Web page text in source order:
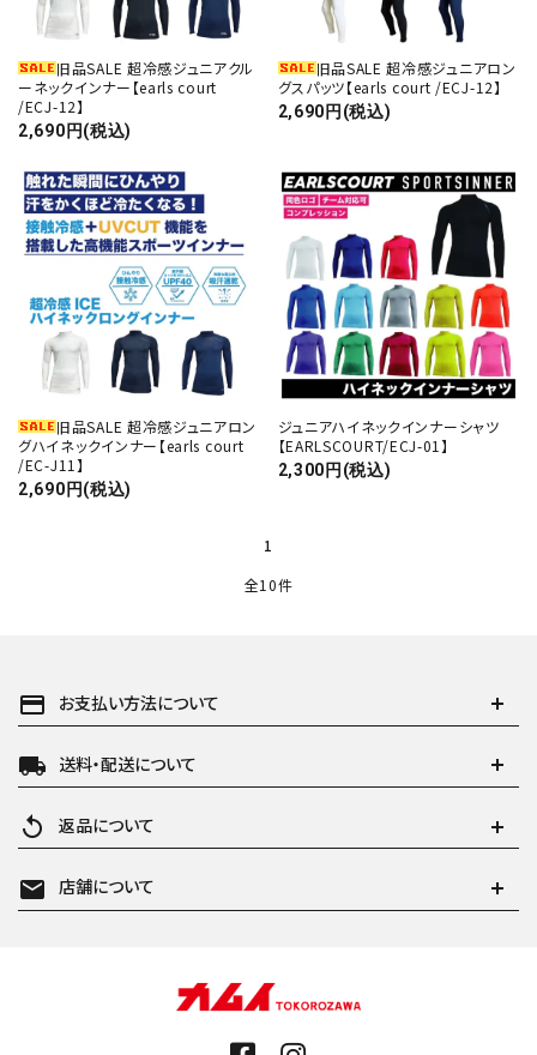
旧品SALE 超冷感ジュニアクル
ーネックインナー【earls court
/ECJ-12】
2,690円(税込)
旧品SALE 超冷感ジュニアロン
グスパッツ【earls court /ECJ-12】
2,690円(税込)
旧品SALE 超冷感ジュニアロン
グハイネックインナー【earls court
/EC-J11】
2,690円(税込)
ジュニアハイネックインナーシャツ
【EARLSCOURT/ECJ-01】
2,300円(税込)
1
全10件
payment お支払い方法について
local_shipping 送料・配送について
replay 返品について
mail 店舗について